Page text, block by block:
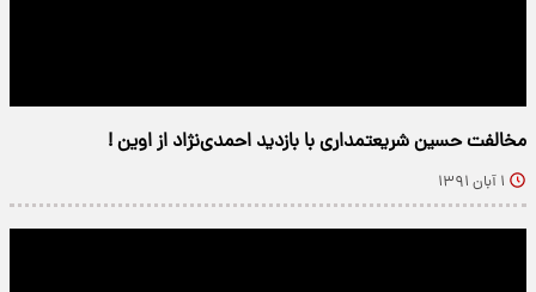
مخالفت حسین شریعتمداری با بازدید احمدی‌نژاد از اوین !
۱ آبان ۱۳۹۱